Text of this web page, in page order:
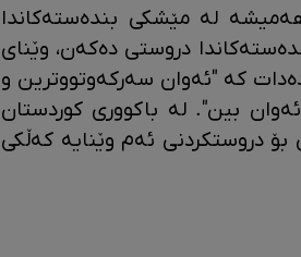
لە مێشکی بندەستەکاندا
دروستی دەکەن، وێنای
کە "ئەوان سەرکەوتووترین و
بین". لە باکووری کوردستان
دروستکردنی ئەم وێنایە کەڵکی